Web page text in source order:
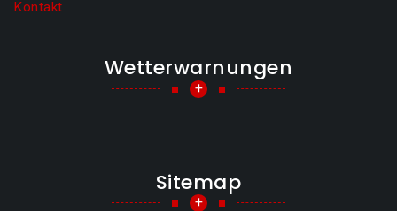
Kontakt
Wetterwarnungen
+
Sitemap
+